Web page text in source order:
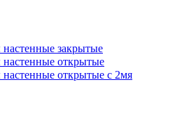
закрытые
открытые
открытые с 2мя